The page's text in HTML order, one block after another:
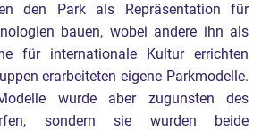
den Park als Repräsentation für
bauen, wobei andere ihn als
für internationale Kultur errichten
erarbeiteten eigene Parkmodelle.
wurde aber zugunsten des
sondern sie wurden beide